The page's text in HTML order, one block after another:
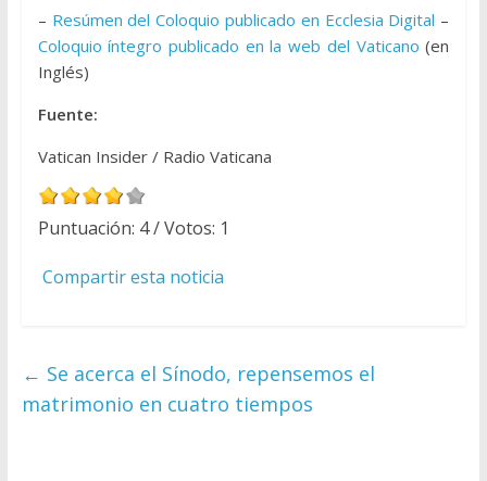
– Resúmen del Coloquio publicado en Ecclesia Digital –
Coloquio íntegro publicado en la web del Vaticano (en
Inglés)
Fuente:
Vatican Insider / Radio Vaticana
Puntuación: 4/ Votos: 1
Compartir esta noticia
← Se acerca el Sínodo, repensemos el
matrimonio en cuatro tiempos